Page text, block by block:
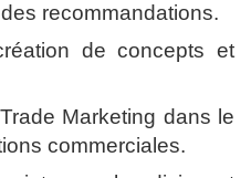
recommandations.
de concepts et
Marketing dans le
commerciales.